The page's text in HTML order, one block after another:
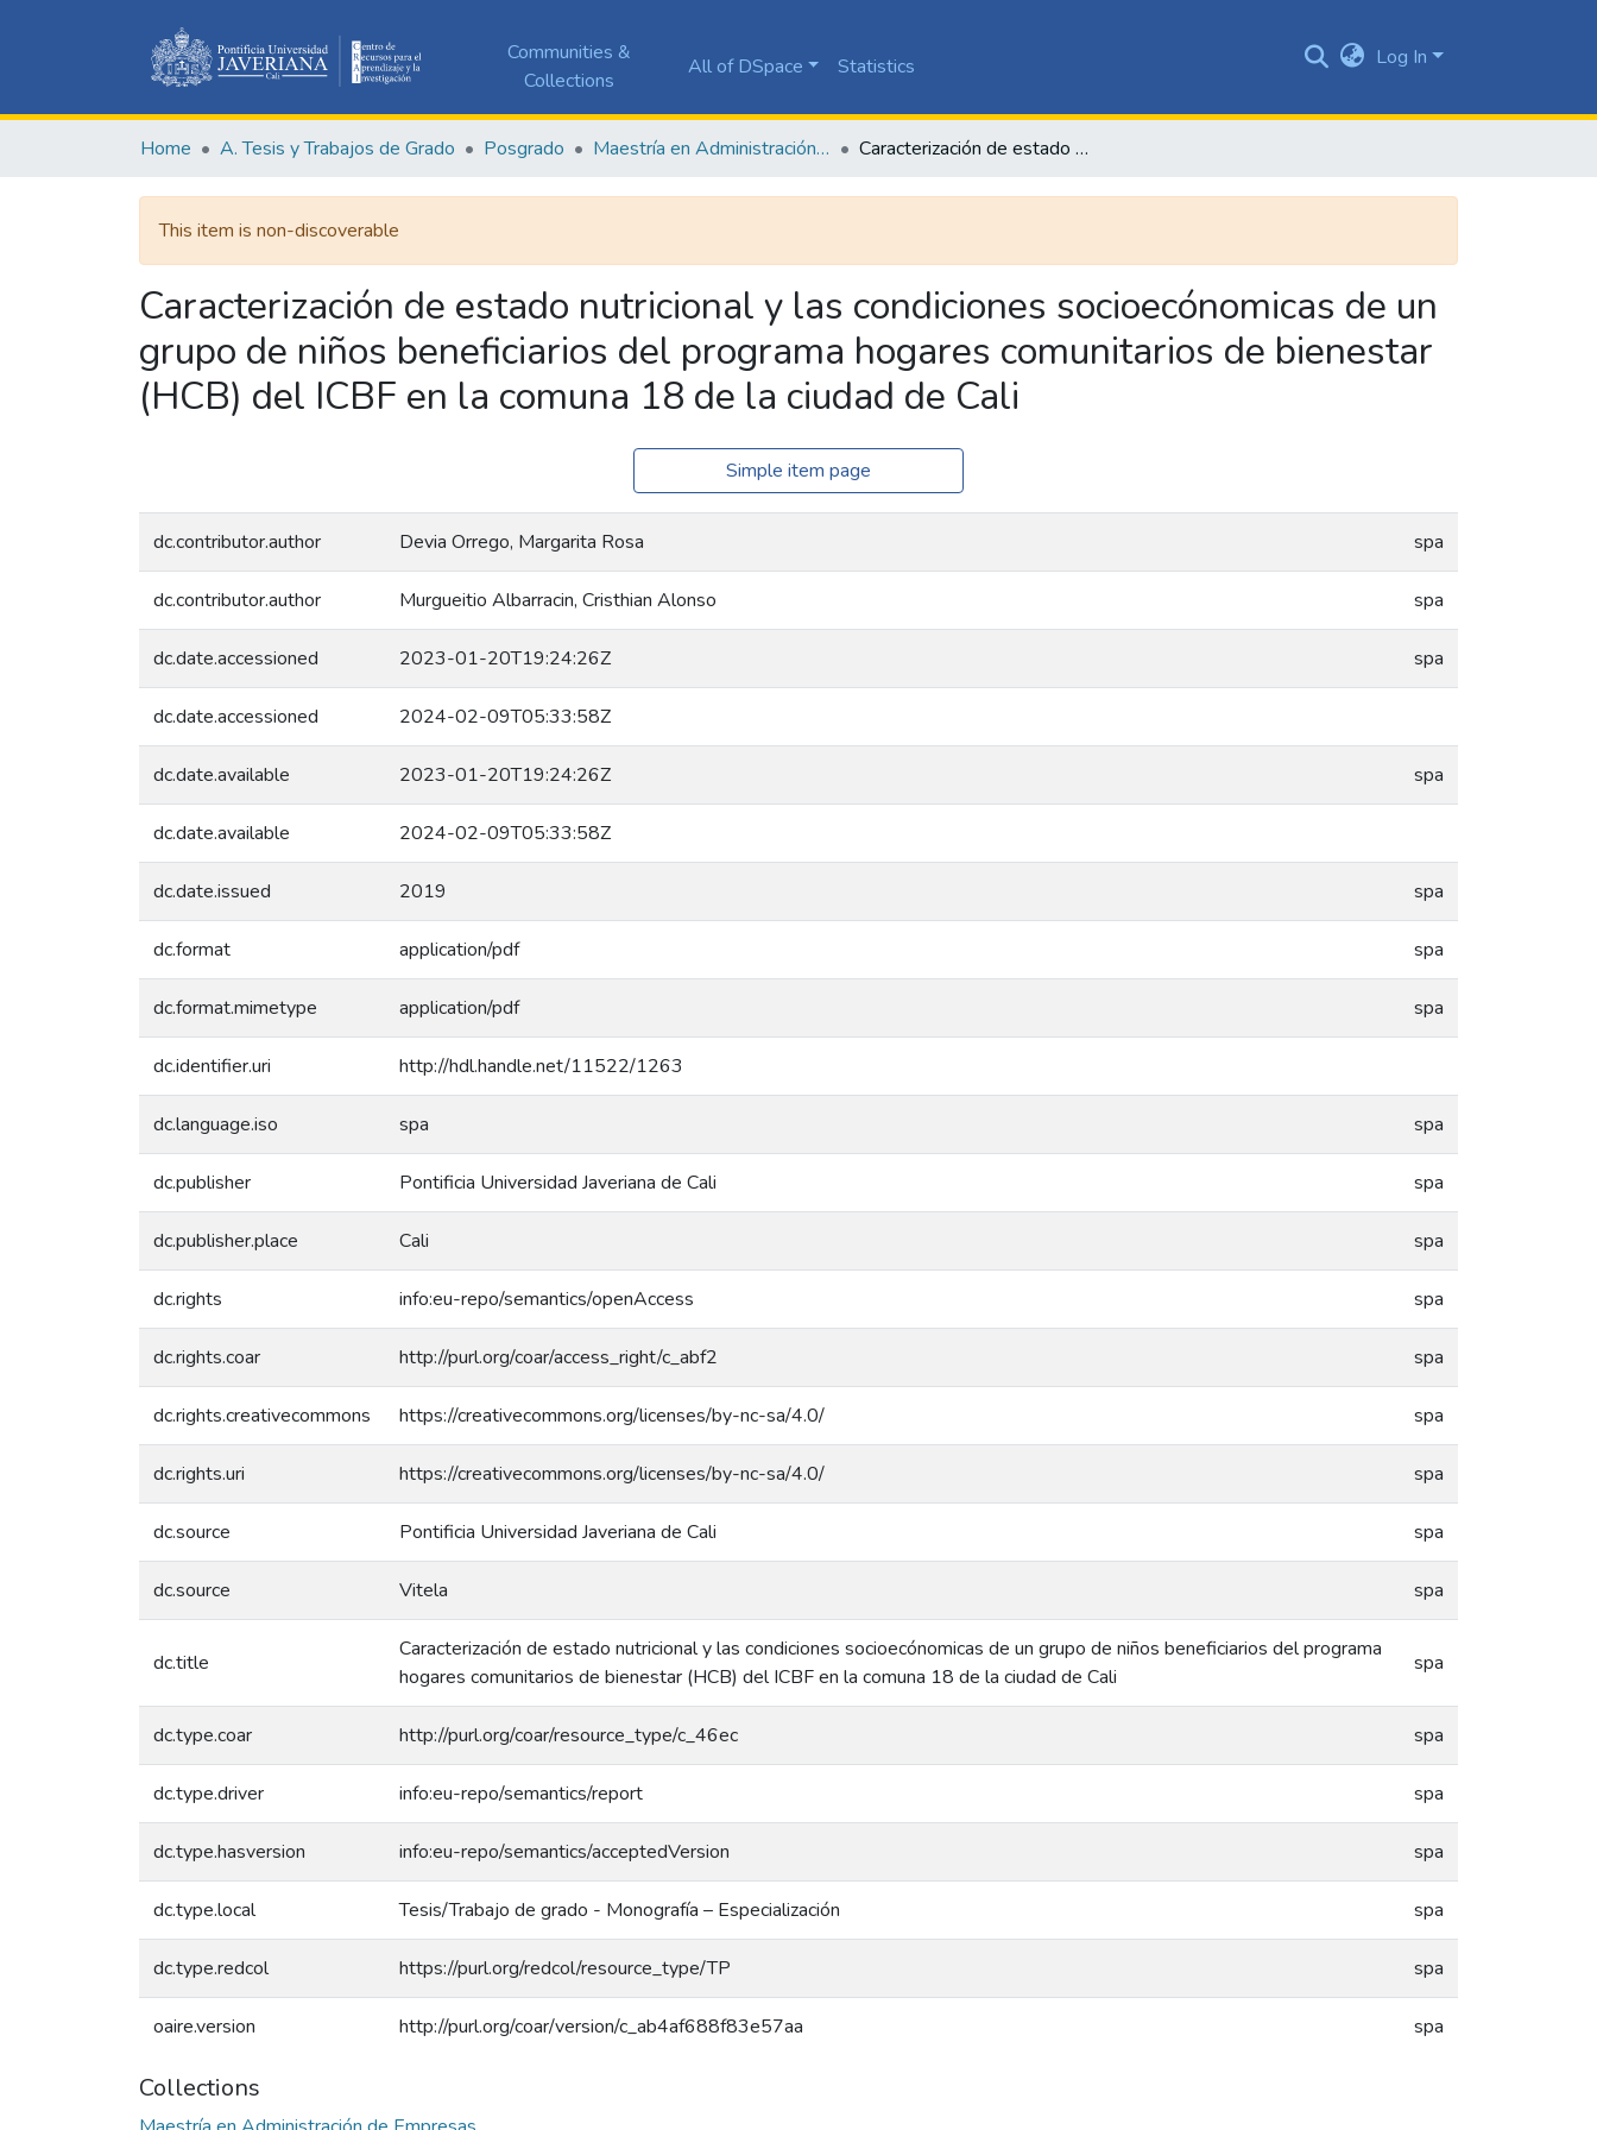
Communities &
Collections
All of DSpace Statistics Log In
Home A. Tesis y Trabajos de Grado Posgrado Maestría en Administración de Empresas Caracterización de estado nutricional y las condiciones socioecónomicas de un grupo de niños beneficiarios del programa hogares comunitarios de bienestar (HCB) del ICBF en la comuna 18 de la ciudad de Cali
This item is non-discoverable
Caracterización de estado nutricional y las condiciones socioecónomicas de un
grupo de niños beneficiarios del programa hogares comunitarios de bienestar
(HCB) del ICBF en la comuna 18 de la ciudad de Cali
Simple item page
dc.contributor.author Devia Orrego, Margarita Rosa spa
dc.contributor.author Murgueitio Albarracin, Cristhian Alonso spa
dc.date.accessioned 2023-01-20T19:24:26Z spa
dc.date.accessioned 2024-02-09T05:33:58Z
dc.date.available 2023-01-20T19:24:26Z spa
dc.date.available 2024-02-09T05:33:58Z
dc.date.issued 2019 spa
dc.format application/pdf spa
dc.format.mimetype application/pdf spa
dc.identifier.uri http://hdl.handle.net/11522/1263
dc.language.iso spa spa
dc.publisher Pontificia Universidad Javeriana de Cali spa
dc.publisher.place Cali spa
dc.rights info:eu-repo/semantics/openAccess spa
dc.rights.coar http://purl.org/coar/access_right/c_abf2 spa
dc.rights.creativecommons https://creativecommons.org/licenses/by-nc-sa/4.0/ spa
dc.rights.uri https://creativecommons.org/licenses/by-nc-sa/4.0/ spa
dc.source Pontificia Universidad Javeriana de Cali spa
dc.source Vitela spa
dc.title
Caracterización de estado nutricional y las condiciones socioecónomicas de un grupo de niños beneficiarios del programa
hogares comunitarios de bienestar (HCB) del ICBF en la comuna 18 de la ciudad de Cali
spa
dc.type.coar http://purl.org/coar/resource_type/c_46ec spa
dc.type.driver info:eu-repo/semantics/report spa
dc.type.hasversion info:eu-repo/semantics/acceptedVersion spa
dc.type.local Tesis/Trabajo de grado - Monografía – Especialización spa
dc.type.redcol https://purl.org/redcol/resource_type/TP spa
oaire.version http://purl.org/coar/version/c_ab4af688f83e57aa spa
Collections